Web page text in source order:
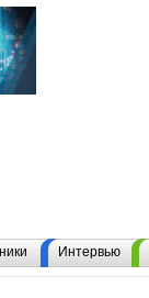
Интервью